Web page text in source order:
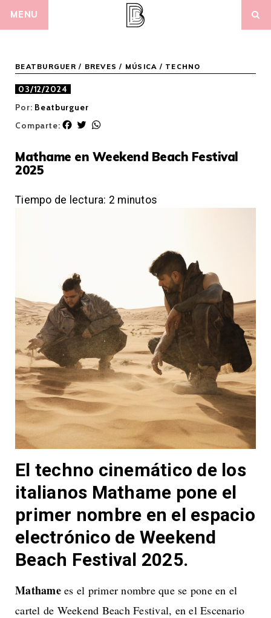
MENU
BEATBURGUER / BREVES / MÚSICA / TECHNO
03/12/2024
Por: Beatburguer
Comparte:
F
e
o
T
t
r
t
p
Mathame en Weekend Beach Festival
2025
Tiempo de lectura: 2 minutos
El techno cinemático de los
italianos Mathame pone el
primer nombre en el espacio
electrónico de Weekend
Beach Festival 2025.
Mathamees el primer nombre que se pone en el
cartel de Weekend Beach Festival, en el Escenario